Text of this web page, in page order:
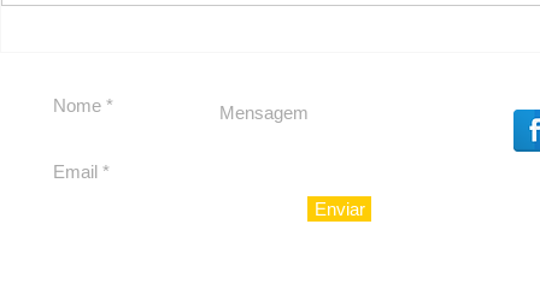
Enviar